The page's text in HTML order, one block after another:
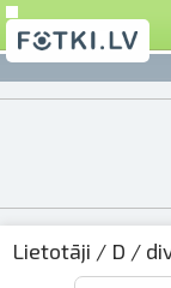
Lietotāji / D /